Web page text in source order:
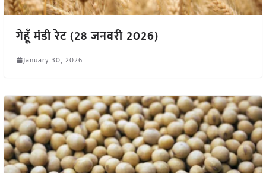
गेहूँ मंडी रेट (28 जनवरी 2026)
January 30, 2026